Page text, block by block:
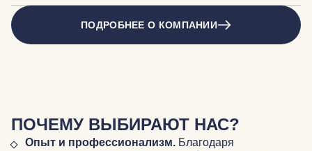
ПОДРОБНЕЕ О КОМПАНИИ
ПОЧЕМУ ВЫБИРАЮТ НАС?
Опыт и профессионализм. Благодаря